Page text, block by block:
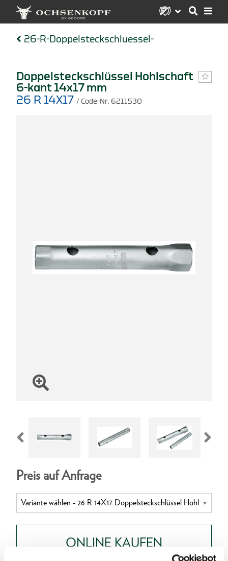
26-R-Doppelsteckschluessel-
Doppelsteckschlüssel Hohlschaft
6-kant 14x17 mm
26 R 14X17 / Code-Nr. 6211530
Preis auf Anfrage
ONLINE KAUFEN